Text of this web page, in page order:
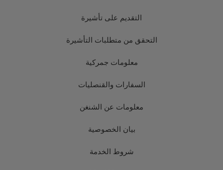
التقديم على تأشيرة
التحقق من متطلبات التأشيرة
معلومات جمركية
السفارات والقنصليات
معلومات عن الشنغن
بيان الخصوصية
شروط الخدمة